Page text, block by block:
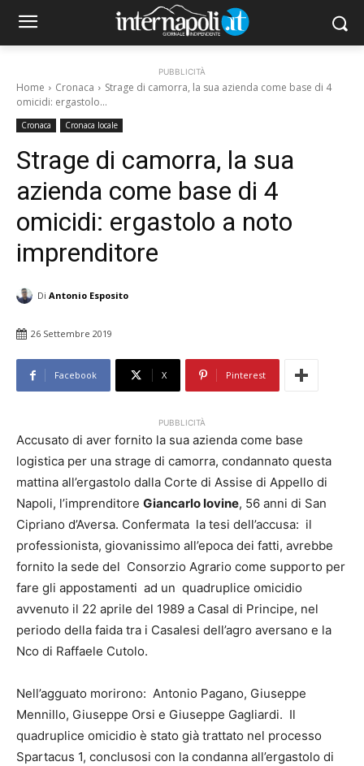
PUBBLICITÀ
Home Cronaca
Strage di camorra, la sua azienda come base di 4
omicidi: ergastolo...
Cronaca Cronaca locale
Strage di camorra, la sua
azienda come base di 4
omicidi: ergastolo a noto
imprenditore
Di Antonio Esposito
26 Settembre 2019
Facebook X Pinterest
PUBBLICITÀ
Accusato di aver fornito la sua azienda come base
logistica per una strage di camorra, condannato questa
mattina all’ergastolo dalla Corte di Assise di Appello di
Napoli, l’imprenditore Giancarlo Iovine, 56 anni di San
Cipriano d’Aversa. Confermata la tesi dell’accusa: il
professionista, giovanissimo all’epoca dei fatti, avrebbe
fornito la sede del Consorzio Agrario come supporto per
fare gli appostamenti ad un quadruplice omicidio
avvenuto il 22 aprile del 1989 a Casal di Principe, nel
periodo della faida tra i Casalesi dell’agro aversano e la
Nco di Raffaele Cutolo.
Nell’agguato morirono: Antonio Pagano, Giuseppe
Mennillo, Giuseppe Orsi e Giuseppe Gagliardi. Il
quadruplice omicidio è stato già trattato nel processo
Spartacus 1, conclusosi con la condanna all’ergastolo di